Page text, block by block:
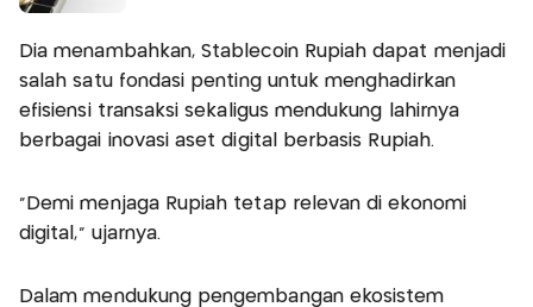
Dia menambahkan, Stablecoin Rupiah dapat menjadi
salah satu fondasi penting untuk menghadirkan
efisiensi transaksi sekaligus mendukung lahirnya
berbagai inovasi aset digital berbasis Rupiah.
"Demi menjaga Rupiah tetap relevan di ekonomi
digital," ujarnya.
Dalam mendukung pengembangan ekosistem